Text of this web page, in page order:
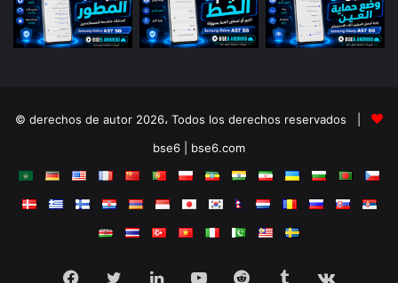
© derechos de autor 2026، Todos los derechos reservados |
bse6 | bse6.com
Facebook
TwitterLinkedInYouTubeRedditTumblr